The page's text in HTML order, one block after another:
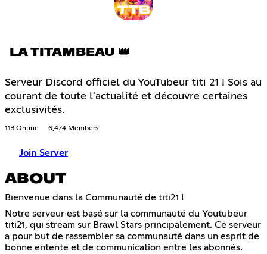
LA TITAMBEAU 👑
Serveur Discord officiel du YouTubeur titi 21 ! Sois au
courant de toute l'actualité et découvre certaines
exclusivités.
113 Online 6,474 Members
Join Server
ABOUT
Bienvenue dans la Communauté de titi21 !
Notre serveur est basé sur la communauté du Youtubeur
titi21, qui stream sur Brawl Stars principalement. Ce serveur
a pour but de rassembler sa communauté dans un esprit de
bonne entente et de communication entre les abonnés.